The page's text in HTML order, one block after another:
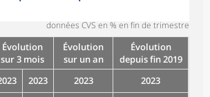
données CVS en % en fin de trimestre
Évolution
sur 3 mois
Évolution
sur un an
Évolution
depuis fin 2019
2023 2023
2023